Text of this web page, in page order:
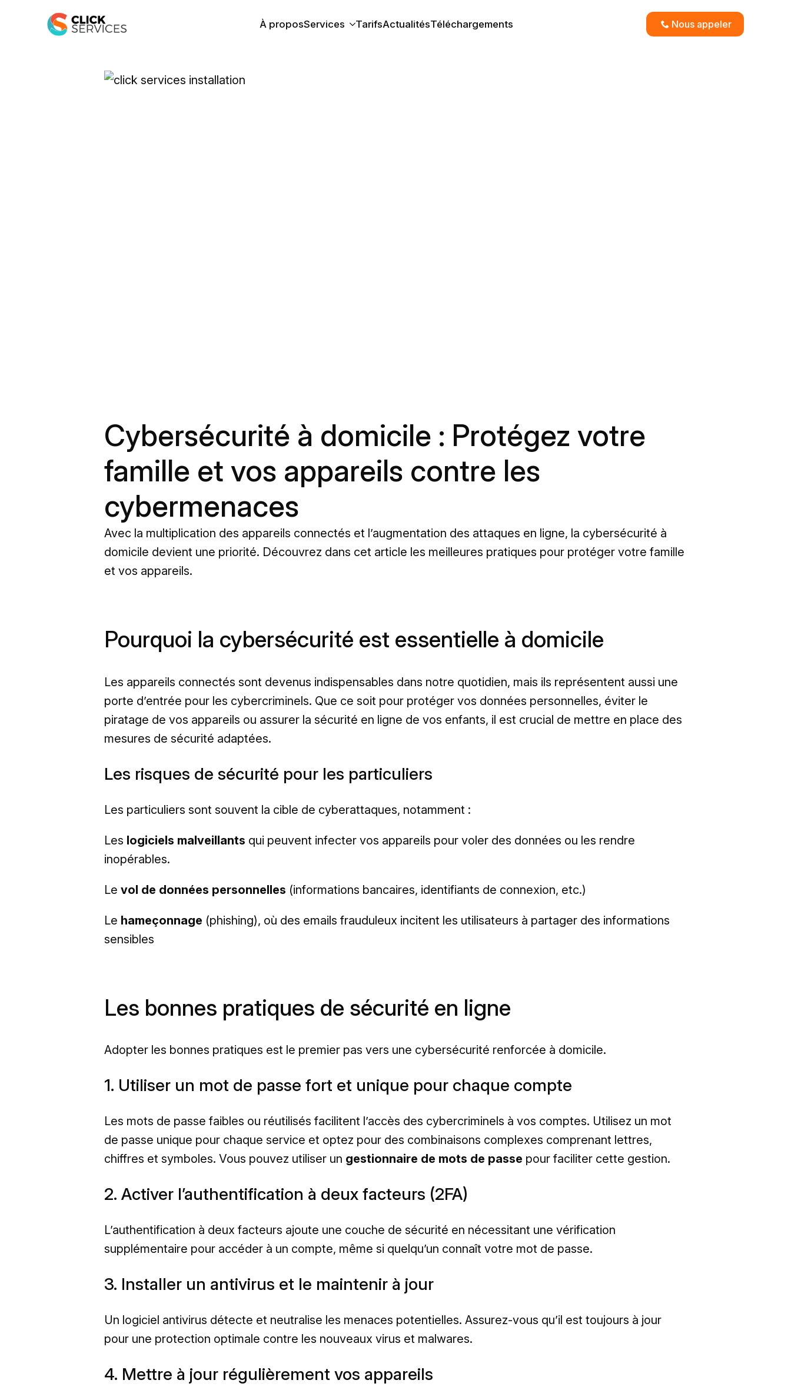
À proposServices TarifsActualitésTéléchargements Nous appeler
Cybersécurité à domicile : Protégez votre
famille et vos appareils contre les
cybermenaces
Avec la multiplication des appareils connectés et l’augmentation des attaques en ligne, la cybersécurité à
domicile devient une priorité. Découvrez dans cet article les meilleures pratiques pour protéger votre famille
et vos appareils.
Pourquoi la cybersécurité est essentielle à domicile
Les appareils connectés sont devenus indispensables dans notre quotidien, mais ils représentent aussi une
porte d’entrée pour les cybercriminels. Que ce soit pour protéger vos données personnelles, éviter le
piratage de vos appareils ou assurer la sécurité en ligne de vos enfants, il est crucial de mettre en place des
mesures de sécurité adaptées.
Les risques de sécurité pour les particuliers
Les particuliers sont souvent la cible de cyberattaques, notamment :
Les logiciels malveillants qui peuvent infecter vos appareils pour voler des données ou les rendre
inopérables.
Le vol de données personnelles (informations bancaires, identifiants de connexion, etc.)
Le hameçonnage (phishing), où des emails frauduleux incitent les utilisateurs à partager des informations
sensibles
Les bonnes pratiques de sécurité en ligne
Adopter les bonnes pratiques est le premier pas vers une cybersécurité renforcée à domicile.
1. Utiliser un mot de passe fort et unique pour chaque compte
Les mots de passe faibles ou réutilisés facilitent l’accès des cybercriminels à vos comptes. Utilisez un mot
de passe unique pour chaque service et optez pour des combinaisons complexes comprenant lettres,
chiffres et symboles. Vous pouvez utiliser un gestionnaire de mots de passe pour faciliter cette gestion.
2. Activer l’authentification à deux facteurs (2FA)
L’authentification à deux facteurs ajoute une couche de sécurité en nécessitant une vérification
supplémentaire pour accéder à un compte, même si quelqu’un connaît votre mot de passe.
3. Installer un antivirus et le maintenir à jour
Un logiciel antivirus détecte et neutralise les menaces potentielles. Assurez-vous qu’il est toujours à jour
pour une protection optimale contre les nouveaux virus et malwares.
4. Mettre à jour régulièrement vos appareils